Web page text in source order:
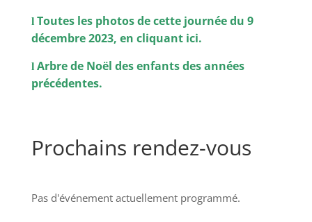
Colombier.
lToutes les photos de cette journée du 9
décembre 2023, en cliquant ici.
lArbre de Noël des enfants des années